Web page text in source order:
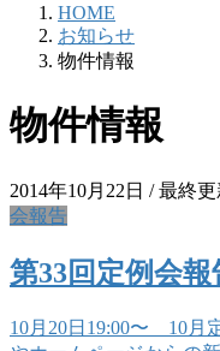
HOME
お知らせ
物件情報
物件情報
2014年10月22日 / 最終
会報告
第33回定例会報
10月20日19:00〜 10月